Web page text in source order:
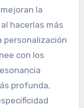
la
hacerlas más
personalización
con los
profunda,